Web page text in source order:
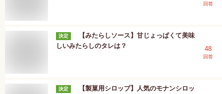
回答
決定
【みたらしソース】甘じょっぱくて美味
しいみたらしのタレは？
48
回答
決定
【製菓用シロップ】人気のモナンシロッ